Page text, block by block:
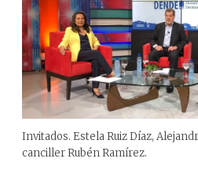
Invitados. Estela Ruiz Díaz,
canciller Rubén Ramírez.